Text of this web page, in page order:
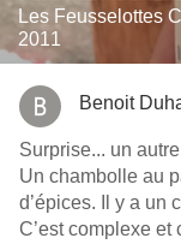
Les Feusselottes
2011
Benoit
Surprise... un
Un chambolle au
d’épices. Il y a un côté herbal et floral assez présent aussi.